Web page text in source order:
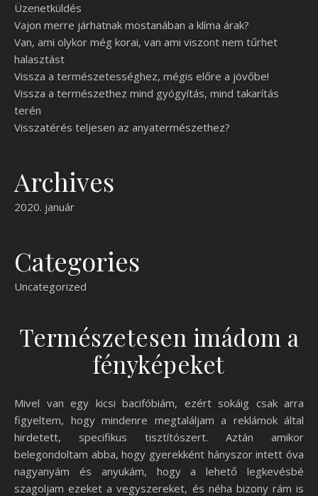
Üzenetküldés
Vajon merre járhatnak mostanában a klíma árak?
Van, ami olykor még korai, van ami viszont nem tűrhet
halasztást
Vissza a természetességhez, mégis előre a jövőbe!
Vissza a természethez mind gyógyítás, mind takarítás
terén
Visszatérés teljesen az anyatermészethez?
Archives
2020. január
Categories
Uncategorized
Természetesen imádom a
fényképeket
Mivel van egy kicsi bacifóbiám, ezért sokáig csak arra
figyeltem, hogy mindenre megtaláljam a reklámok által
hirdetett, specifikus tisztítószert. Aztán amikor
belegondoltam abba, hogy gyerekként hányszor intett óva
nagyanyám és anyukám, hogy a lehető legkevésbé
szagoljam ezeket a vegyszereket, és néha bizony rám is